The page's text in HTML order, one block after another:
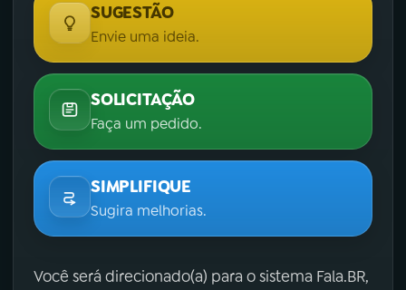
SUGESTÃO
Envie uma ideia.
SOLICITAÇÃO
Faça um pedido.
SIMPLIFIQUE
Sugira melhorias.
Você será direcionado(a) para o sistema Fala.BR,